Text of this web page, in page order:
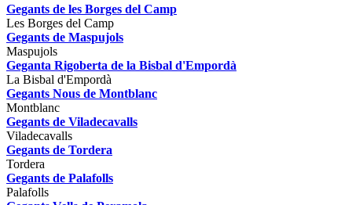
Gegants de les Borges del Camp
Les Borges del Camp
Gegants de Maspujols
Maspujols
Geganta Rigoberta de la Bisbal d'Empordà
La Bisbal d'Empordà
Gegants Nous de Montblanc
Montblanc
Gegants de Viladecavalls
Viladecavalls
Gegants de Tordera
Tordera
Gegants de Palafolls
Palafolls